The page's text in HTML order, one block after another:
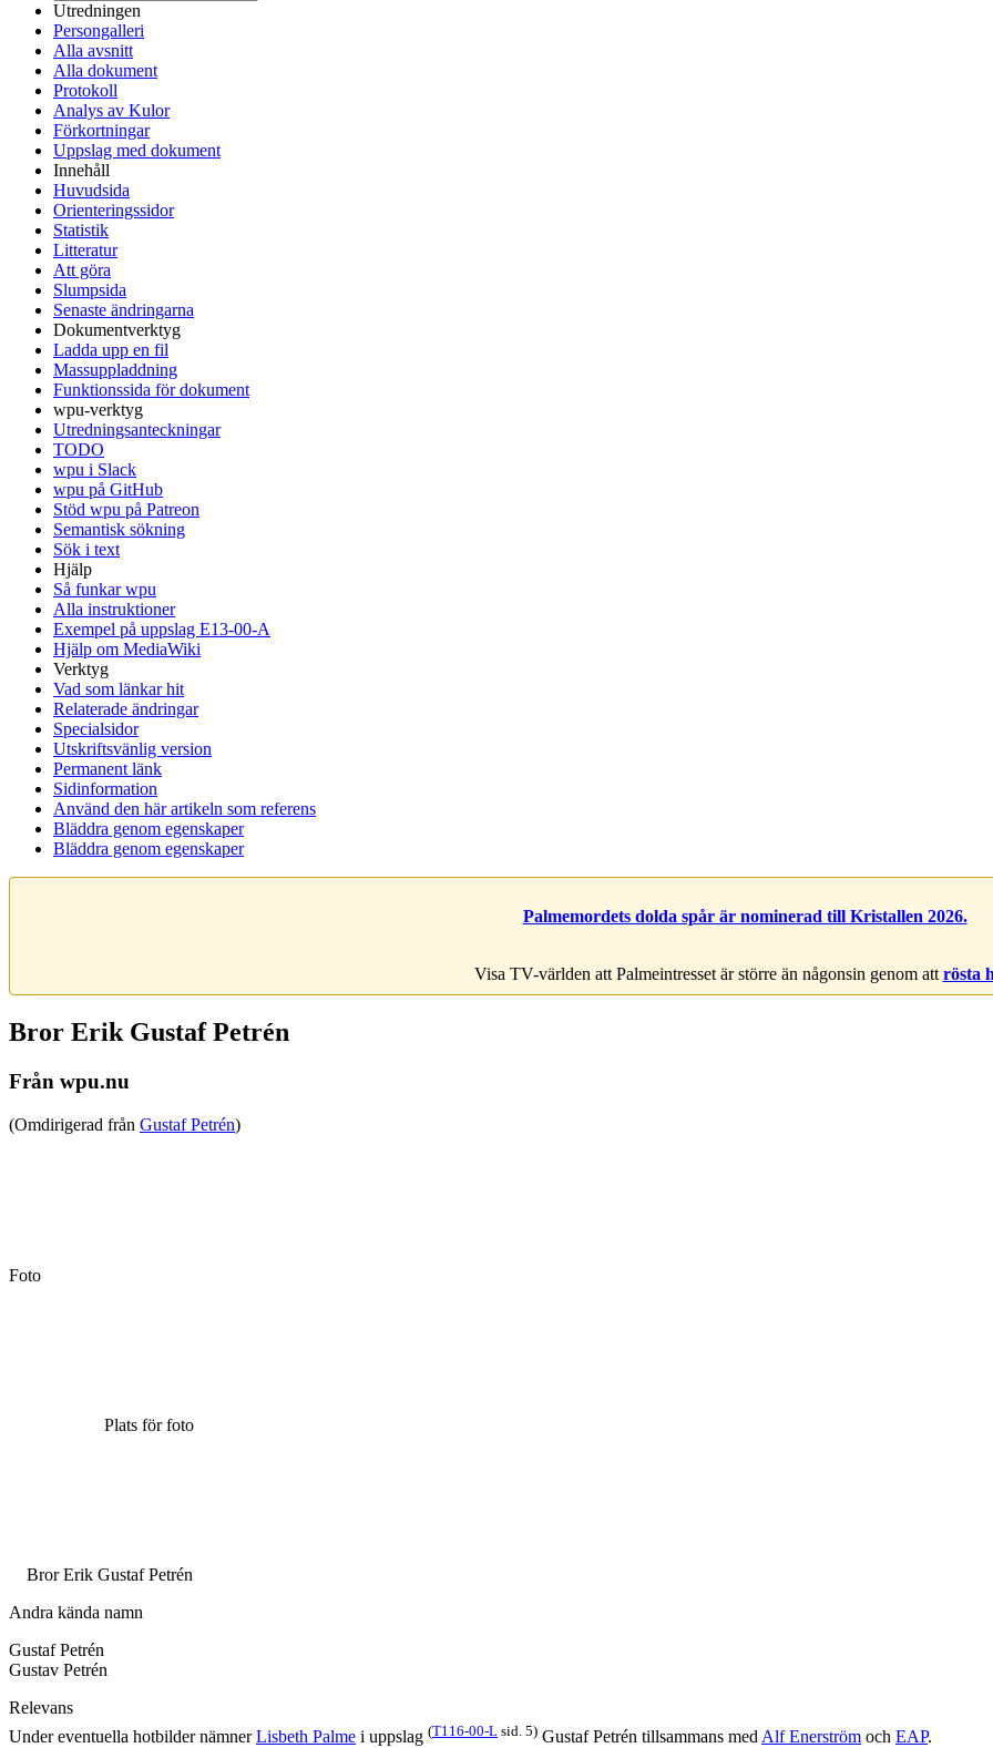
Utredningen
Persongalleri
Alla avsnitt
Alla dokument
Protokoll
Analys av Kulor
Förkortningar
Uppslag med dokument
Innehåll
Huvudsida
Orienteringssidor
Statistik
Litteratur
Att göra
Slumpsida
Senaste ändringarna
Dokumentverktyg
Ladda upp en fil
Massuppladdning
Funktionssida för dokument
wpu-verktyg
Utredningsanteckningar
TODO
wpu i Slack
wpu på GitHub
Stöd wpu på Patreon
Semantisk sökning
Sök i text
Hjälp
Så funkar wpu
Alla instruktioner
Exempel på uppslag E13-00-A
Hjälp om MediaWiki
Verktyg
Vad som länkar hit
Relaterade ändringar
Specialsidor
Utskriftsvänlig version
Permanent länk
Sidinformation
Använd den här artikeln som referens
Bläddra genom egenskaper
Bläddra genom egenskaper
Palmemordets dolda spår är nominerad till Kristallen 2026.
Visa TV-världen att Palmeintresset är större än någonsin genom att rösta
Bror Erik Gustaf Petrén
Från wpu.nu
(Omdirigerad från Gustaf Petrén)
Foto
Plats för foto
Bror Erik Gustaf Petrén
Andra kända namn
Gustaf Petrén
Gustav Petrén
Relevans
Under eventuella hotbilder nämnerLisbeth Palme i uppslag (T116-00-L sid. 5) Gustaf Petrén tillsammans med Alf Enerström och EAP.